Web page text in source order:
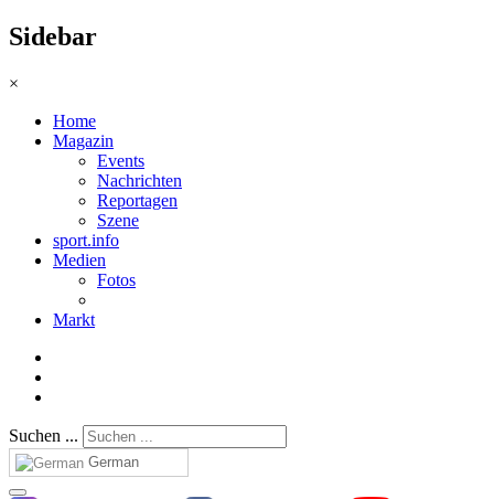
Sidebar
×
Home
Magazin
Events
Nachrichten
Reportagen
Szene
sport.info
Medien
Fotos
Markt
Suchen ...
German